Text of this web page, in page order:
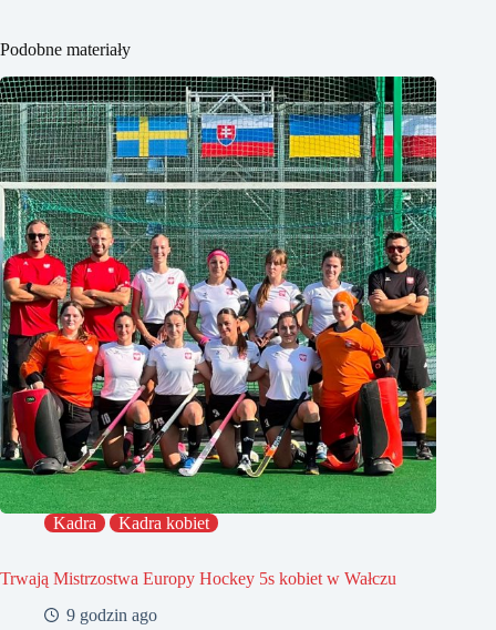
Podobne materiały
Kadra Kadra kobiet
Trwają Mistrzostwa Europy Hockey 5s kobiet w Wałczu
9 godzin ago